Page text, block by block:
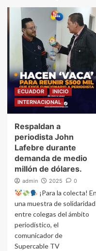
ECUADOR
INICIO
INTERNACIONAL
Respaldan a
periodista John
Lafebre durante
demanda de medio
millón de dólares.
admin 2025 0
¡Para la colecta! En
una muestra de solidaridad
entre colegas del ámbito
periodístico, el
comunicador de
Supercable TV